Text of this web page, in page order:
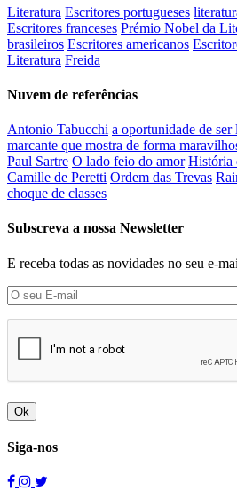
Literatura Escritores portugueses
Escritores franceses Prémio Nobel da
brasileiros Escritores americanos
Literatura Freida
Nuvem de referências
Antonio Tabucchi a oportunidade de
marcante que mostra de forma
Paul Sartre O lado feio do amor História
Camille de Peretti Ordem das Trevas
choque de classes
Subscreva a nossa Newsletter
E receba todas as novidades no seu e-
Ok
Siga-nos